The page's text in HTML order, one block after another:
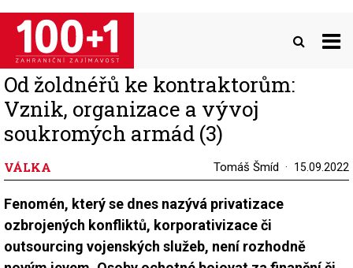
Přejít
hlavnímu
obsahu
Od žoldnéřů ke kontraktorům:
Vznik, organizace a vývoj
soukromých armád (3)
VÁLKA Tomáš Šmíd 15.09.2022
Fenomén, který se dnes nazývá privatizace
ozbrojených konfliktů, korporativizace či
outsourcing vojenských služeb, není rozhodně